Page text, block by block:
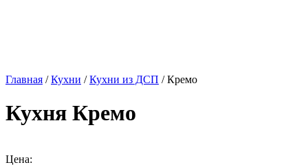
Главная /Кухни /Кухни из ДСП / Кремо
Кухня Кремо
Цена: